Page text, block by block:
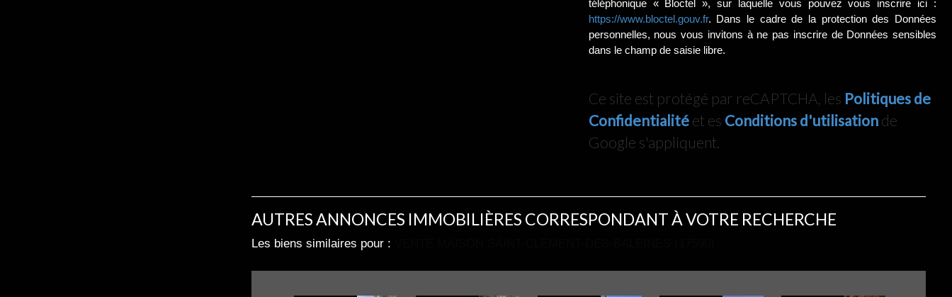
téléphonique « Bloctel », sur laquelle vous pouvez vous inscrire ici :
https://www.bloctel.gouv.fr. Dans le cadre de la protection des Données
personnelles, nous vous invitons à ne pas inscrire de Données sensibles
dans le champ de saisie libre.
Ce site est protégé par reCAPTCHA, les Politiques de
Confidentialitéet es Conditions d'utilisationde
Google s'appliquent.
AUTRES ANNONCES IMMOBILIÈRES CORRESPONDANT À VOTRE RECHERCHE
Les biens similaires pour :